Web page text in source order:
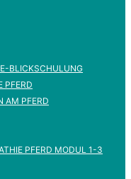
BLICKSCHULUNG
PFERD
AM PFERD
PFERD MODUL 1-3